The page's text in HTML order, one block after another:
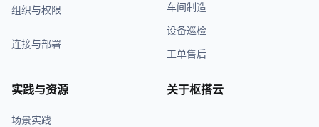
组织与权限
连接与部署
车间制造
设备巡检
工单售后
实践与资源
场景实践
关于枢搭云